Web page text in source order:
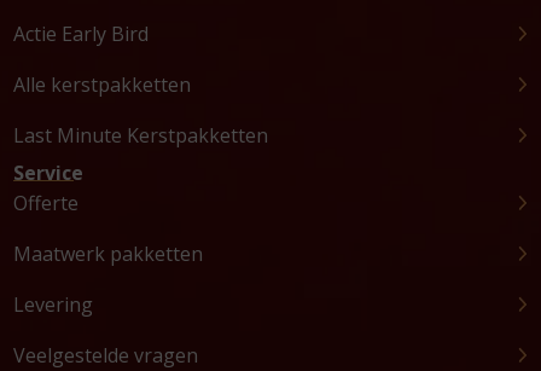
Actie Early Bird
Alle kerstpakketten
Last Minute Kerstpakketten
Service
Offerte
Maatwerk pakketten
Levering
Veelgestelde vragen